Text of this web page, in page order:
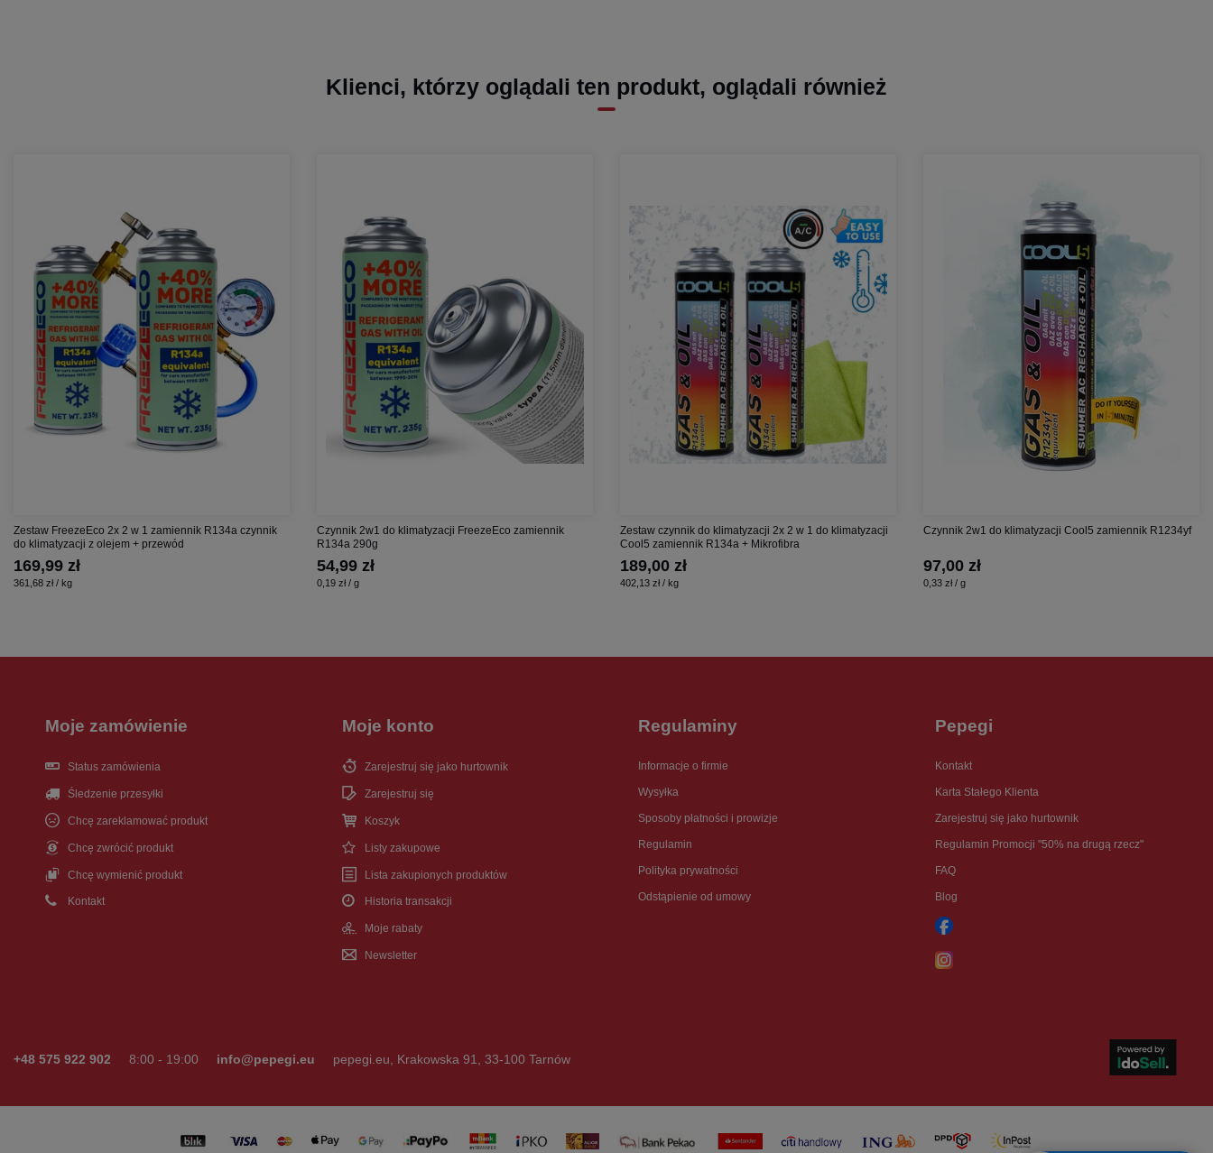
Klienci, którzy oglądali ten produkt, oglądali również
Zestaw FreezeEco 2x 2 w 1 zamiennik R134a czynnik
do klimatyzacji z olejem + przewód
169,99 zł
361,68 zł / kg
Czynnik 2w1 do klimatyzacji FreezeEco zamiennik
R134a 290g
54,99 zł
0,19 zł / g
Zestaw czynnik do klimatyzacji 2x 2 w 1 do klimatyzacji
Cool5 zamiennik R134a + Mikrofibra
189,00 zł
402,13 zł / kg
Czynnik 2w1 do klimatyzacji Cool5 zamiennik R1234yf
97,00 zł
0,33 zł / g
Moje zamówienie
Status zamówienia
Śledzenie przesyłki
Chcę zareklamować produkt
Chcę zwrócić produkt
Chcę wymienić produkt
Kontakt
Moje konto
Zarejestruj się jako hurtownik
Zarejestruj się
Koszyk
Listy zakupowe
Lista zakupionych produktów
Historia transakcji
Moje rabaty
Newsletter
Regulaminy
Informacje o firmie
Wysyłka
Sposoby płatności i prowizje
Regulamin
Polityka prywatności
Odstąpienie od umowy
Pepegi
Kontakt
Karta Stałego Klienta
Zarejestruj się jako hurtownik
Regulamin Promocji "50% na drugą rzecz"
FAQ
Blog
+48 575 922 902 8:00 - 19:00 info@pepegi.eu pepegi.eu, Krakowska 91, 33-100 Tarnów